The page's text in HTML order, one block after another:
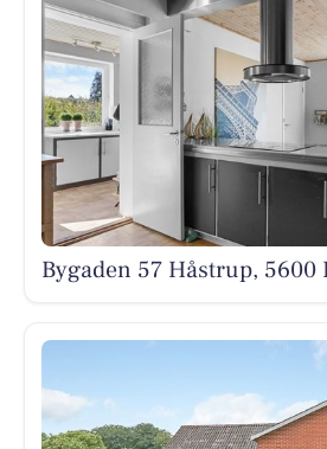
Bygaden 57 Håstrup, 5600